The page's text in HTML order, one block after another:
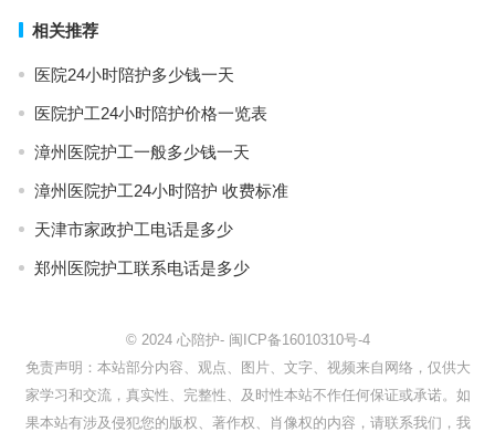
相关推荐
医院24小时陪护多少钱一天
医院护工24小时陪护价格一览表
漳州医院护工一般多少钱一天
漳州医院护工24小时陪护 收费标准
天津市家政护工电话是多少
郑州医院护工联系电话是多少
© 2024 心陪护- 闽ICP备16010310号-4
免责声明：本站部分内容、观点、图片、文字、视频来自网络，仅供大
家学习和交流，真实性、完整性、及时性本站不作任何保证或承诺。如
果本站有涉及侵犯您的版权、著作权、肖像权的内容，请联系我们，我